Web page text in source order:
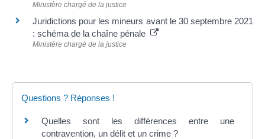
Ministère chargé de la justice
Juridictions pour les mineurs avant le 30 septembre 2021
: schéma de la chaîne pénale
Ministère chargé de la justice
Questions ? Réponses !
Quelles sont les différences entre une
contravention, un délit et un crime ?